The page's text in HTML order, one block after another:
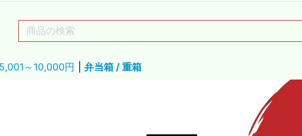
5,001～10,000円 弁当箱 / 重箱